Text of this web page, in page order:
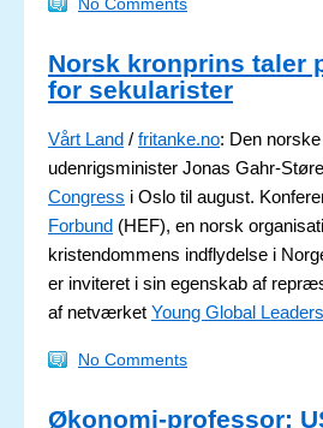
No Comments
Norsk kronprins taler
for sekularister
Vårt Land / fritanke.no: Den
udenrigsminister Jonas Gahr-
Congress i Oslo til august.
Forbund (HEF), en norsk
kristendommens indflydelse i
er inviteret i sin egenskab af
af netværket Young Global Leaders
No Comments
Økonomi-professor: